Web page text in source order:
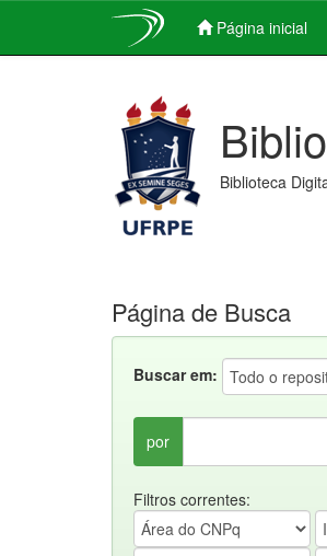
Página inicial
Biblioteca
Página de Busca
Buscar em:
por
Filtros correntes: